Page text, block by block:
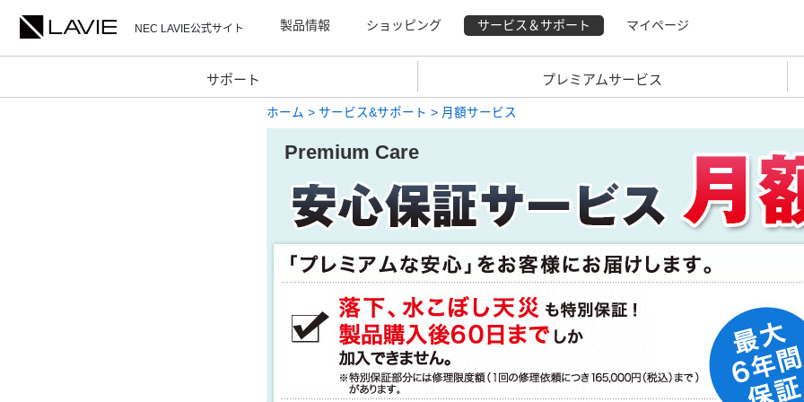
NEC LAVIE公式サイト 製品情報 ショッピング サービス＆サポート マイページ
サポート プレミアムサービス
ホーム > サービス&サポート > 月額サービス
Premium Care